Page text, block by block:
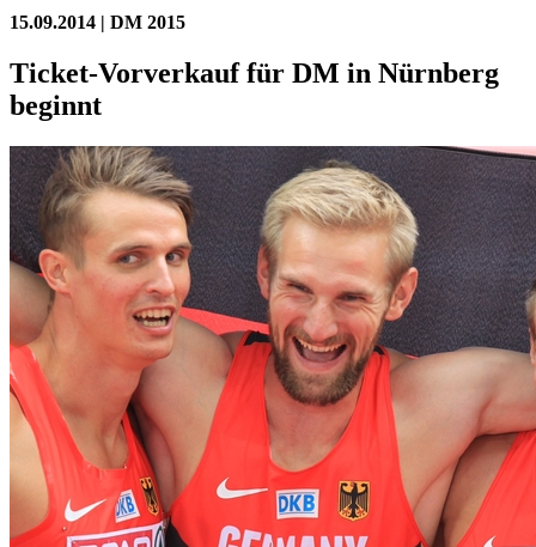
15.09.2014 | DM 2015
Ticket-Vorverkauf für DM in Nürnberg
beginnt